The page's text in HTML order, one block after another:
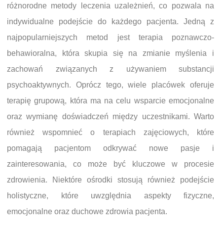
różnorodne metody leczenia uzależnień, co pozwala na
indywidualne podejście do każdego pacjenta. Jedną z
najpopularniejszych metod jest terapia poznawczo-
behawioralna, która skupia się na zmianie myślenia i
zachowań związanych z używaniem substancji
psychoaktywnych. Oprócz tego, wiele placówek oferuje
terapię grupową, która ma na celu wsparcie emocjonalne
oraz wymianę doświadczeń między uczestnikami. Warto
również wspomnieć o terapiach zajęciowych, które
pomagają pacjentom odkrywać nowe pasje i
zainteresowania, co może być kluczowe w procesie
zdrowienia. Niektóre ośrodki stosują również podejście
holistyczne, które uwzględnia aspekty fizyczne,
emocjonalne oraz duchowe zdrowia pacjenta.